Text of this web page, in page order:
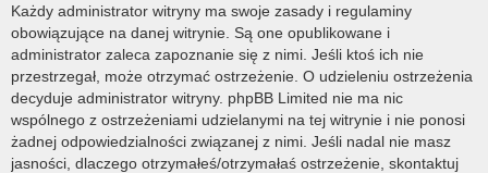
Każdy administrator witryny ma swoje zasady i regulaminy
obowiązujące na danej witrynie. Są one opublikowane i
administrator zaleca zapoznanie się z nimi. Jeśli ktoś ich nie
przestrzegał, może otrzymać ostrzeżenie. O udzieleniu ostrzeżenia
decyduje administrator witryny. phpBB Limited nie ma nic
wspólnego z ostrzeżeniami udzielanymi na tej witrynie i nie ponosi
żadnej odpowiedzialności związanej z nimi. Jeśli nadal nie masz
jasności, dlaczego otrzymałeś/otrzymałaś ostrzeżenie, skontaktuj